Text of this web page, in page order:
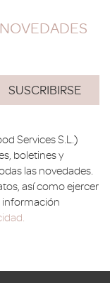
Services S.L.)
boletines y
las novedades.
así como ejercer
información